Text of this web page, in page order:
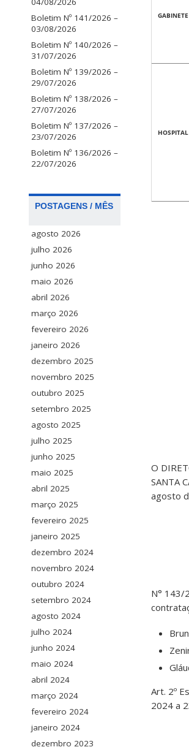
Boletim Nº 141/2026 –
03/08/2026
Boletim Nº 140/2026 –
31/07/2026
Boletim Nº 139/2026 –
29/07/2026
Boletim Nº 138/2026 –
27/07/2026
Boletim Nº 137/2026 –
23/07/2026
Boletim Nº 136/2026 –
22/07/2026
POSTAGENS / MÊS
agosto 2026
julho 2026
junho 2026
maio 2026
abril 2026
março 2026
fevereiro 2026
janeiro 2026
dezembro 2025
novembro 2025
outubro 2025
setembro 2025
agosto 2025
julho 2025
junho 2025
maio 2025
abril 2025
março 2025
fevereiro 2025
janeiro 2025
dezembro 2024
novembro 2024
outubro 2024
setembro 2024
agosto 2024
julho 2024
junho 2024
maio 2024
abril 2024
março 2024
fevereiro 2024
janeiro 2024
dezembro 2023
O
SANTA
agosto
N° 143/
Art. 2º
2024 a